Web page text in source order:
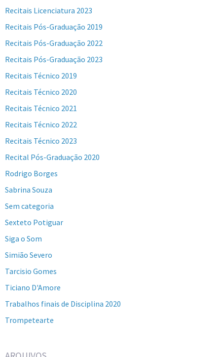
Recitais Licenciatura 2023
Recitais Pós-Graduação 2019
Recitais Pós-Graduação 2022
Recitais Pós-Graduação 2023
Recitais Técnico 2019
Recitais Técnico 2020
Recitais Técnico 2021
Recitais Técnico 2022
Recitais Técnico 2023
Recital Pós-Graduação 2020
Rodrigo Borges
Sabrina Souza
Sem categoria
Sexteto Potiguar
Siga o Som
Simião Severo
Tarcisio Gomes
Ticiano D'Amore
Trabalhos finais de Disciplina 2020
Trompetearte